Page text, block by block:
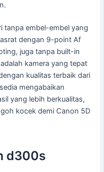
tanpa embel-embel yang
dengan 9-point Af
juga tanpa built-in
kamera yang tepat
kualitas terbaik dari
mengabaikan
yang lebih berkualitas,
kocek demi Canon 5D
d300s